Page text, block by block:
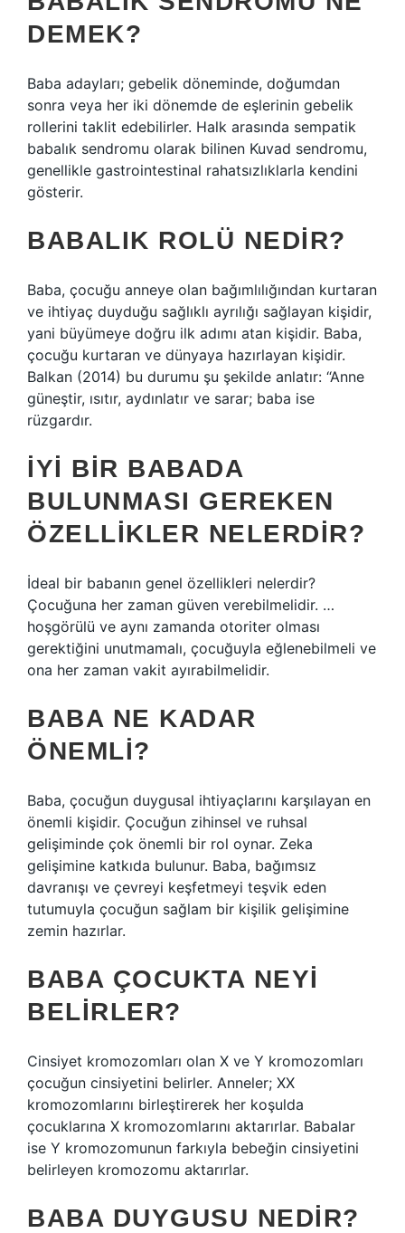
DEMEK?
Baba adayları; gebelik döneminde, doğumdan
sonra veya her iki dönemde de eşlerinin gebelik
rollerini taklit edebilirler. Halk arasında sempatik
babalık sendromu olarak bilinen Kuvad sendromu,
genellikle gastrointestinal rahatsızlıklarla kendini
gösterir.
BABALIK ROLÜ NEDIR?
Baba, çocuğu anneye olan bağımlılığından kurtaran
ve ihtiyaç duyduğu sağlıklı ayrılığı sağlayan kişidir,
yani büyümeye doğru ilk adımı atan kişidir. Baba,
çocuğu kurtaran ve dünyaya hazırlayan kişidir.
Balkan (2014) bu durumu şu şekilde anlatır: “Anne
güneştir, ısıtır, aydınlatır ve sarar; baba ise
rüzgardır.
İYI BIR BABADA
BULUNMASI GEREKEN
ÖZELLIKLER NELERDIR?
İdeal bir babanın genel özellikleri nelerdir?
Çocuğuna her zaman güven verebilmelidir. …
hoşgörülü ve aynı zamanda otoriter olması
gerektiğini unutmamalı, çocuğuyla eğlenebilmeli ve
ona her zaman vakit ayırabilmelidir.
BABA NE KADAR
ÖNEMLI?
Baba, çocuğun duygusal ihtiyaçlarını karşılayan en
önemli kişidir. Çocuğun zihinsel ve ruhsal
gelişiminde çok önemli bir rol oynar. Zeka
gelişimine katkıda bulunur. Baba, bağımsız
davranışı ve çevreyi keşfetmeyi teşvik eden
tutumuyla çocuğun sağlam bir kişilik gelişimine
zemin hazırlar.
BABA ÇOCUKTA NEYI
BELIRLER?
Cinsiyet kromozomları olan X ve Y kromozomları
çocuğun cinsiyetini belirler. Anneler; XX
kromozomlarını birleştirerek her koşulda
çocuklarına X kromozomlarını aktarırlar. Babalar
ise Y kromozomunun farkıyla bebeğin cinsiyetini
belirleyen kromozomu aktarırlar.
BABA DUYGUSU NEDIR?